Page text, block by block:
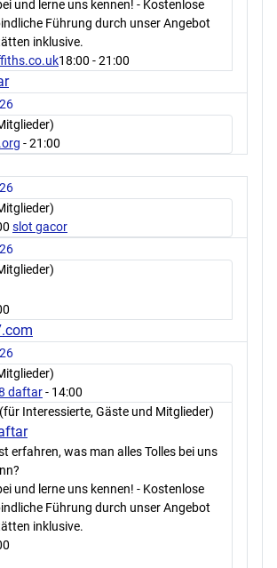
und lerne uns kennen! - Kostenlose
Führung durch unser Angebot
inklusive.
18:00 - 21:00
- 21:00
slot gacor
daftar- 14:00
Interessierte, Gäste und Mitglieder)
erfahren, was man alles Tolles bei uns
und lerne uns kennen! - Kostenlose
Führung durch unser Angebot
inklusive.